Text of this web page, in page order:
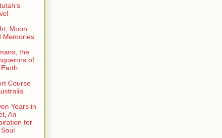
Moon
Memories
the
of
Course
Years in
An
for